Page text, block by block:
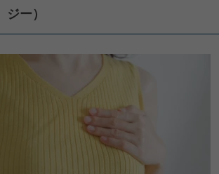
ジー）